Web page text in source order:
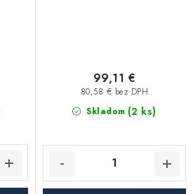
Skladom (2 ks)
80,58 € bez DPH
99,11 €